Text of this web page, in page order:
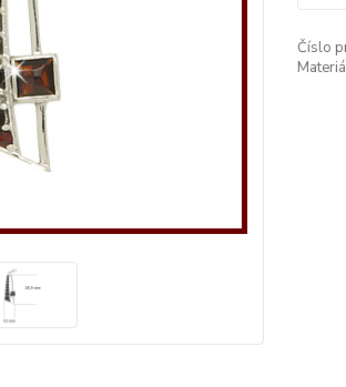
Číslo